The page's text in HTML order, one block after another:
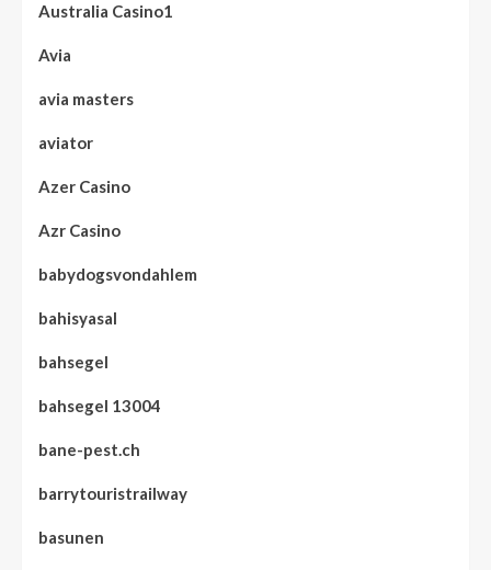
Australia Casino1
Avia
avia masters
aviator
Azer Casino
Azr Casino
babydogsvondahlem
bahisyasal
bahsegel
bahsegel 13004
bane-pest.ch
barrytouristrailway
basunen